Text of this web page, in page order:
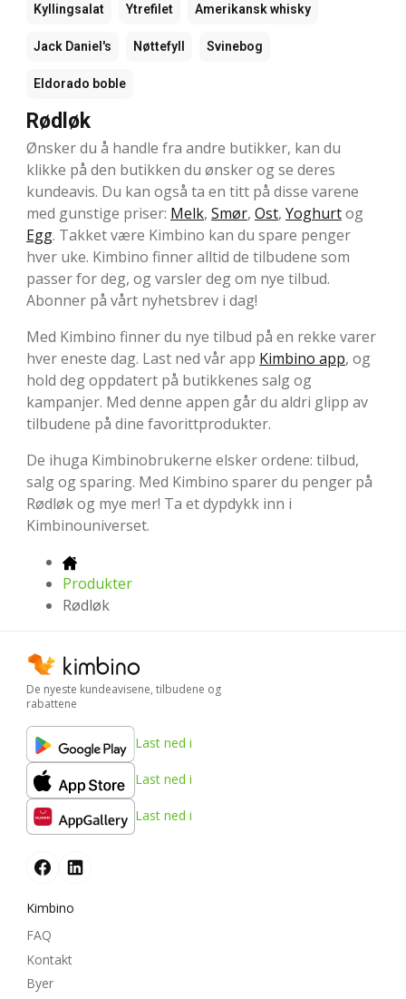
Kyllingsalat Ytrefilet Amerikansk whisky
Jack Daniel's Nøttefyll Svinebog
Eldorado boble
Rødløk
Ønsker du å handle fra andre butikker, kan du
klikke på den butikken du ønsker og se deres
kundeavis. Du kan også ta en titt på disse varene
med gunstige priser: Melk, Smør, Ost, Yoghurtog
Egg. Takket være Kimbino kan du spare penger
hver uke. Kimbino finner alltid de tilbudene som
passer for deg, og varsler deg om nye tilbud.
Abonner på vårt nyhetsbrev i dag!
Med Kimbino finner du nye tilbud på en rekke varer
hver eneste dag. Last ned vår app Kimbino app, og
hold deg oppdatert på butikkenes salg og
kampanjer. Med denne appen går du aldri glipp av
tilbudene på dine favorittprodukter.
De ihuga Kimbinobrukerne elsker ordene: tilbud,
salg og sparing. Med Kimbino sparer du penger på
Rødløk og mye mer! Ta et dypdykk inn i
Kimbinouniverset.
Produkter
Rødløk
De nyeste kundeavisene, tilbudene og
rabattene
Last ned i
Last ned i
Last ned i
Kimbino
FAQ
Kontakt
Byer